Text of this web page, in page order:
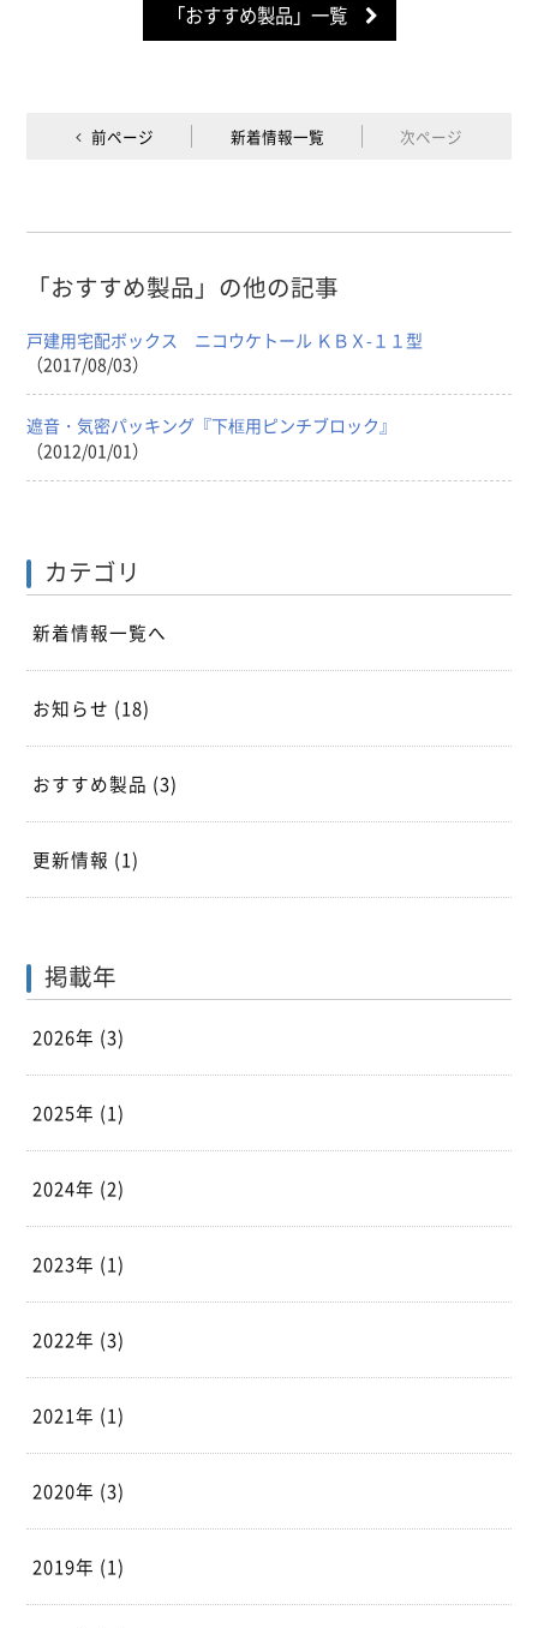
「おすすめ製品」一覧
前ページ 新着情報一覧 次ページ
「おすすめ製品」の他の記事
戸建用宅配ボックス ニコウケトール ＫＢＸ-１１型
（2017/08/03）
遮音・気密パッキング『下框用ピンチブロック』
（2012/01/01）
カテゴリ
新着情報一覧へ
お知らせ (18)
おすすめ製品 (3)
更新情報 (1)
掲載年
2026年 (3)
2025年 (1)
2024年 (2)
2023年 (1)
2022年 (3)
2021年 (1)
2020年 (3)
2019年 (1)